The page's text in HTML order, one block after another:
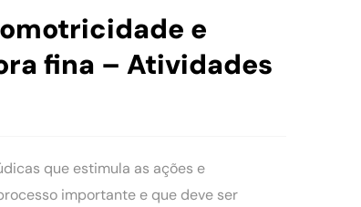
e
fina – Atividades
que estimula as ações e
importante e que deve ser